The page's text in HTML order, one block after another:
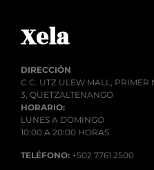
Xela
DIRECCIÓN
C.C. UTZ ULEW MALL,
3, QUETZALTENANGO
HORARIO:
LUNES A DOMINGO
10:00 A 20:00 HORAS
TELÉFONO: +502 7761 2500